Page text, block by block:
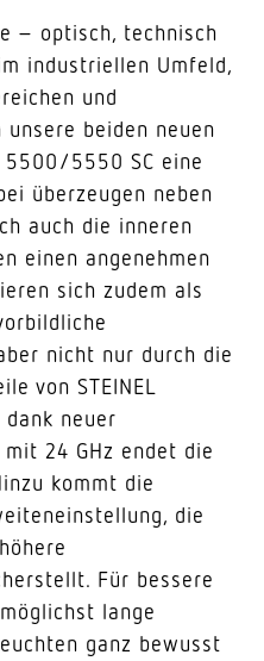
– optisch, technisch
industriellen Umfeld,
und
unsere beiden neuen
5500/5550 SC eine
überzeugen neben
auch die inneren
einen angenehmen
sich zudem als
nicht nur durch die
von STEINEL
dank neuer
24 GHz endet die
kommt die
die
Für bessere
lange
ganz bewusst